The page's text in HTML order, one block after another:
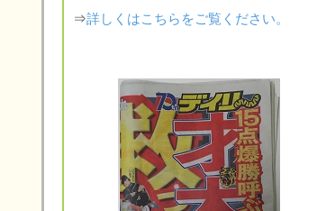
⇒詳しくはこちらをご覧ください。